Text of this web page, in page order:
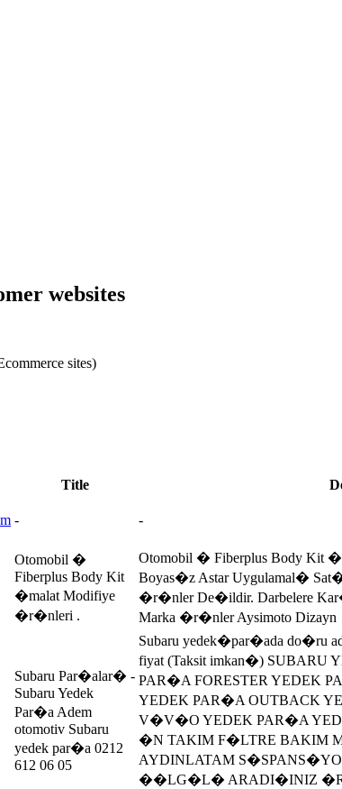
websites
sites)
Title
- -
Otomobil �
Fiberplus Body Kit
�malat Modifiye
�r�nleri .
Otomobil � Fiberplus Body Kit
Boyas�z Astar Uygulamal�
�r�nler De�ildir. Darbelere
Marka �r�nler Aysimoto Dizayn
Subaru Par�alar� -
Subaru Yedek
Par�a Adem
otomotiv Subaru
yedek par�a 0212
612 06 05
Subaru yedek�par�ada do�ru
fiyat (Taksit imkan�) SUBARU
PAR�A FORESTER YEDEK
YEDEK PAR�A OUTBACK
V�V�O YEDEK PAR�A
�N TAKIM F�LTRE BAKIM
AYDINLATAM
��LG�L� ARADI�INIZ